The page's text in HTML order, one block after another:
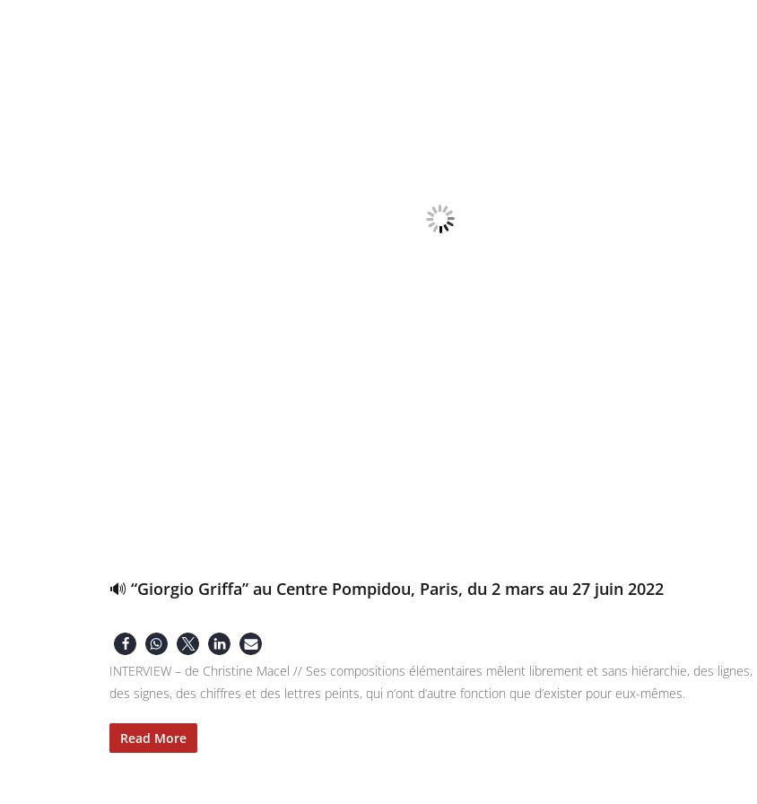
🔊 “Giorgio Griffa” au Centre Pompidou, Paris, du 2 mars au 27 juin 2022
INTERVIEW – de Christine Macel // Ses compositions élémentaires mêlent librement et sans hiérarchie, des lignes,
des signes, des chiffres et des lettres peints, qui n’ont d’autre fonction que d’exister pour eux-mêmes.
Read More